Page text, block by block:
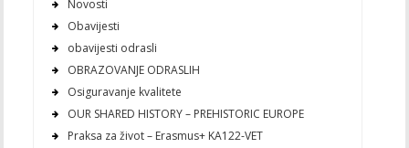
Novosti
Obavijesti
obavijesti odrasli
OBRAZOVANJE ODRASLIH
Osiguravanje kvalitete
OUR SHARED HISTORY – PREHISTORIC EUROPE
Praksa za život – Erasmus+ KA122-VET